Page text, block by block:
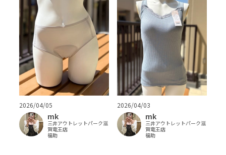
2026/04/05
mk
三井アウトレットパーク滋
賀竜王店
福助
2026/04/03
mk
三井アウトレットパーク滋
賀竜王店
福助